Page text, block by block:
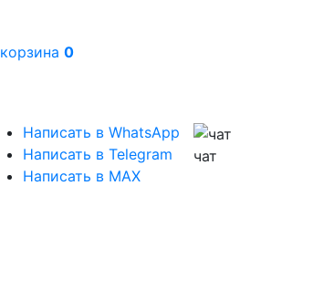
корзина 0
Написать в WhatsApp
Написать в Telegram
Написать в MAX
чат